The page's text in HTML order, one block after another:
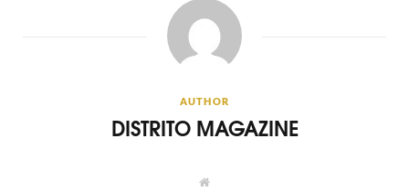
AUTHOR
DISTRITO MAGAZINE
W